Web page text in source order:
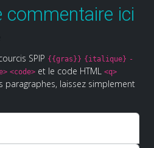
ici
SPIP {{gras}} {italique} -
<code> et le code HTML <q>
paragraphes, laissez simplement